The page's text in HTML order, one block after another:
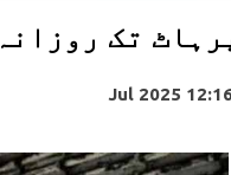
میٹرو ٹرینیں چلیں گی